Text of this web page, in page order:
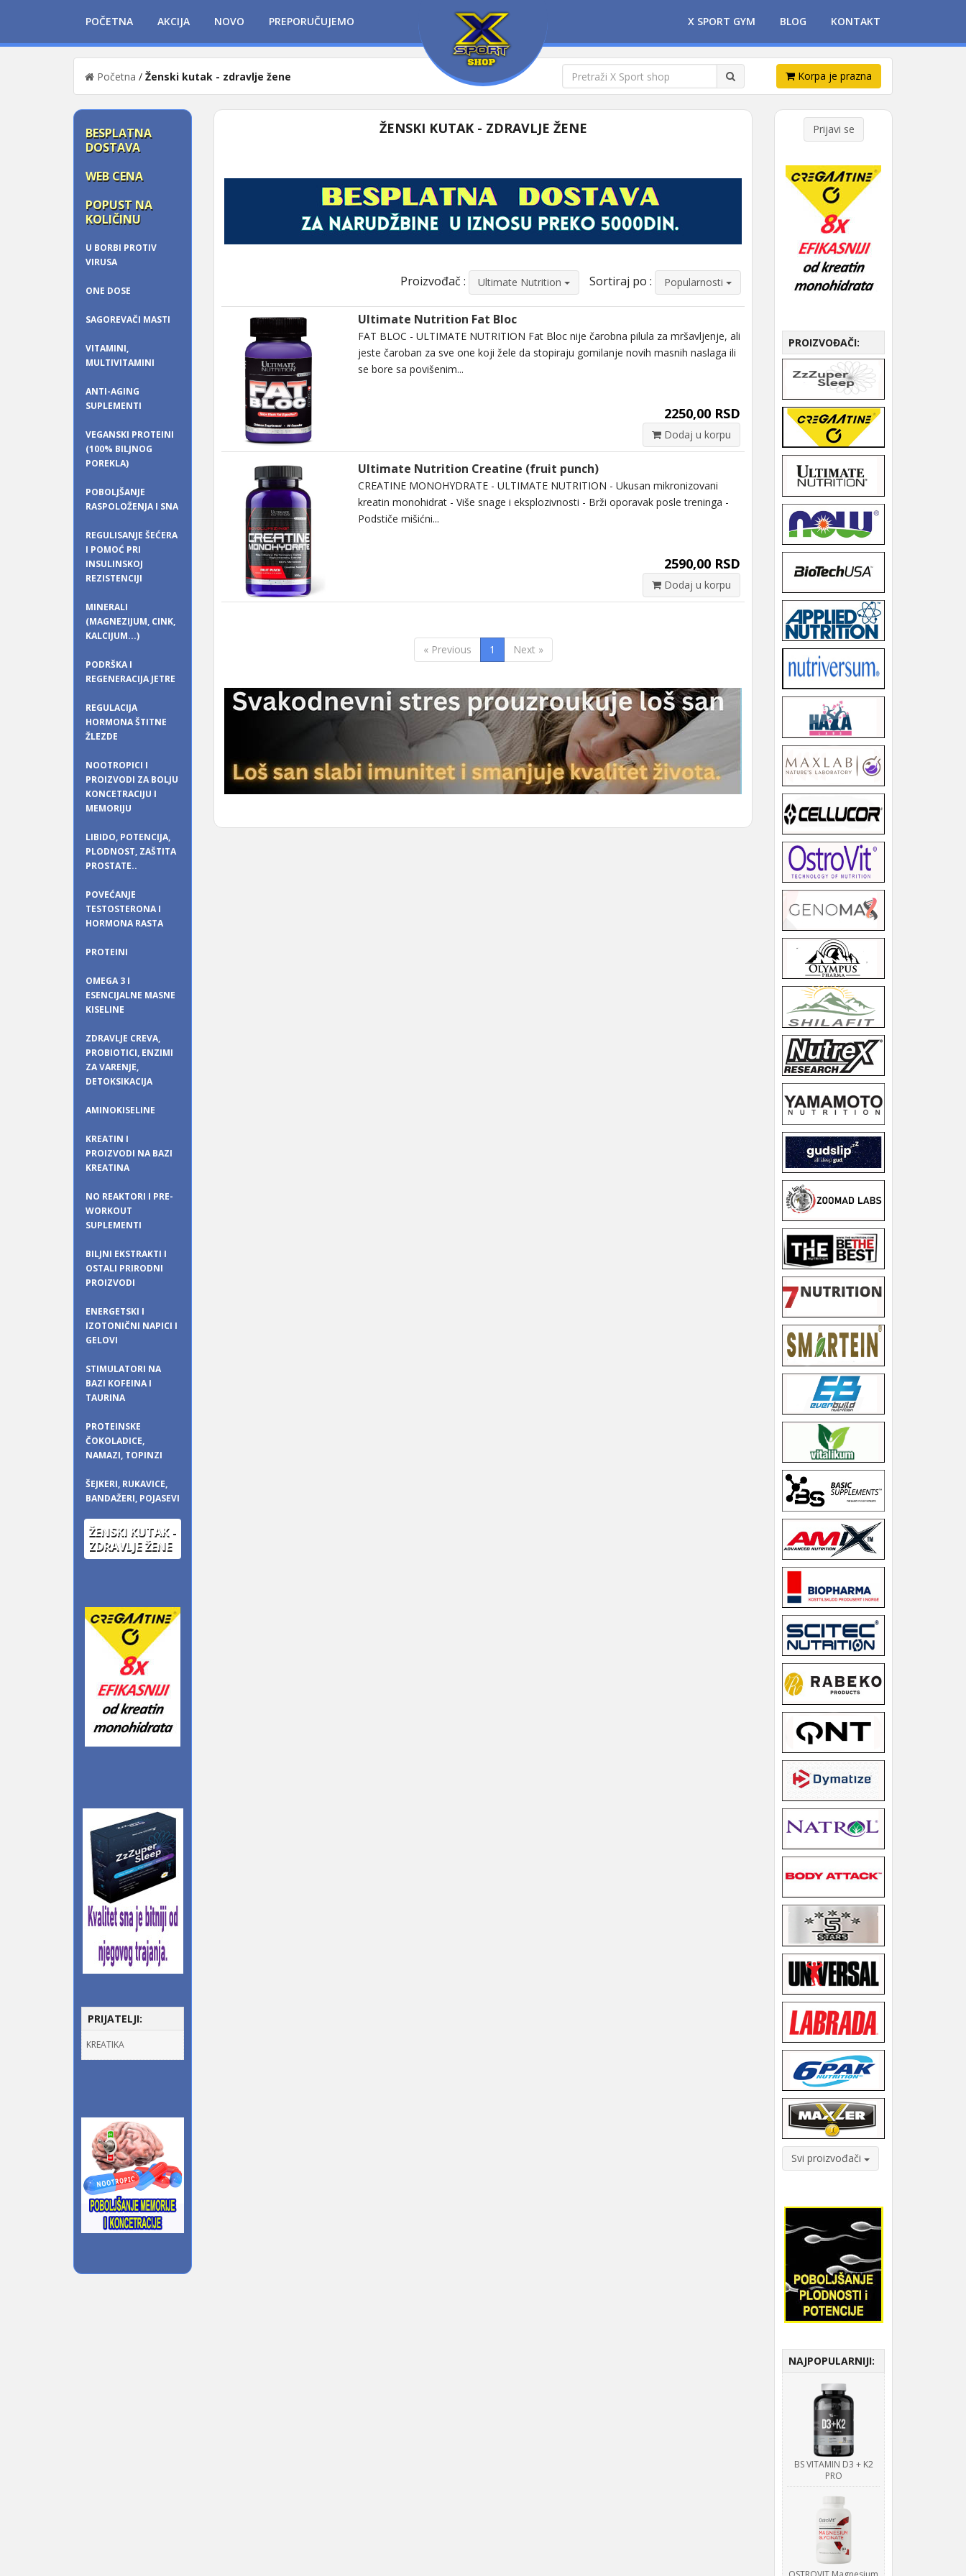
POČETNA AKCIJA NOVO PREPORUČUJEMO X SPORT GYM BLOG KONTAKT
Početna / Ženski kutak - zdravlje žene Korpa je prazna
BESPLATNA
DOSTAVA
WEB CENA
POPUST NA
KOLIČINU
U BORBI PROTIV
VIRUSA
ONE DOSE
SAGOREVAČI MASTI
VITAMINI,
MULTIVITAMINI
ANTI-AGING
SUPLEMENTI
VEGANSKI PROTEINI
(100% BILJNOG
POREKLA)
POBOLJŠANJE
RASPOLOŽENJA I SNA
REGULISANJE ŠEĆERA
I POMOĆ PRI
INSULINSKOJ
REZISTENCIJI
MINERALI
(MAGNEZIJUM, CINK,
KALCIJUM...)
PODRŠKA I
REGENERACIJA JETRE
REGULACIJA
HORMONA ŠTITNE
ŽLEZDE
NOOTROPICI I
PROIZVODI ZA BOLJU
KONCETRACIJU I
MEMORIJU
LIBIDO, POTENCIJA,
PLODNOST, ZAŠTITA
PROSTATE..
POVEĆANJE
TESTOSTERONA I
HORMONA RASTA
PROTEINI
OMEGA 3 I
ESENCIJALNE MASNE
KISELINE
ZDRAVLJE CREVA,
PROBIOTICI, ENZIMI
ZA VARENJE,
DETOKSIKACIJA
AMINOKISELINE
KREATIN I
PROIZVODI NA BAZI
KREATINA
NO REAKTORI I PRE-
WORKOUT
SUPLEMENTI
BILJNI EKSTRAKTI I
OSTALI PRIRODNI
PROIZVODI
ENERGETSKI I
IZOTONIČNI NAPICI I
GELOVI
STIMULATORI NA
BAZI KOFEINA I
TAURINA
PROTEINSKE
ČOKOLADICE,
NAMAZI, TOPINZI
ŠEJKERI, RUKAVICE,
BANDAŽERI, POJASEVI
ŽENSKI KUTAK -
ZDRAVLJE ŽENE
PRIJATELJI:
KREATIKA
ŽENSKI KUTAK - ZDRAVLJE ŽENE
Proizvođač : Ultimate Nutrition Sortiraj po : Popularnosti
Ultimate Nutrition Fat Bloc
FAT BLOC - ULTIMATE NUTRITION Fat Bloc nije čarobna pilula za mršavljenje, ali
jeste čaroban za sve one koji žele da stopiraju gomilanje novih masnih naslaga ili
se bore sa povišenim...
2250,00 RSD
Dodaj u korpu
Ultimate Nutrition Creatine (fruit punch)
CREATINE MONOHYDRATE - ULTIMATE NUTRITION - Ukusan mikronizovani
kreatin monohidrat - Više snage i eksplozivnosti - Brži oporavak posle treninga -
Podstiče mišićni...
2590,00 RSD
Dodaj u korpu
« Previous 1 Next »
Prijavi se
PROIZVOĐAČI:
Svi proizvođači
NAJPOPULARNIJI:
BS VITAMIN D3 + K2
PRO